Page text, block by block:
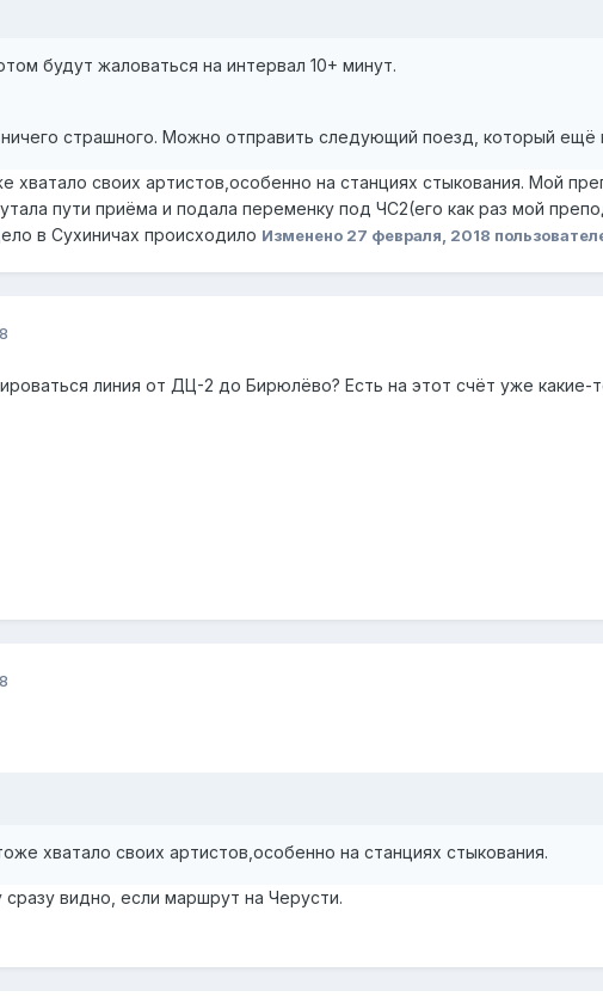
будут жаловаться на интервал 10+ минут.
страшного. Можно отправить следующий поезд, который ещё
хватало своих артистов,особенно на станциях стыкования. Мой
пути приёма и подала переменку под ЧС2(его как раз мой
в Сухиничах происходило Изменено 27 февраля, 2018
линия от ДЦ-2 до Бирюлёво? Есть на этот счёт уже какие-
хватало своих артистов,особенно на станциях стыкования.
видно, если маршрут на Черусти.